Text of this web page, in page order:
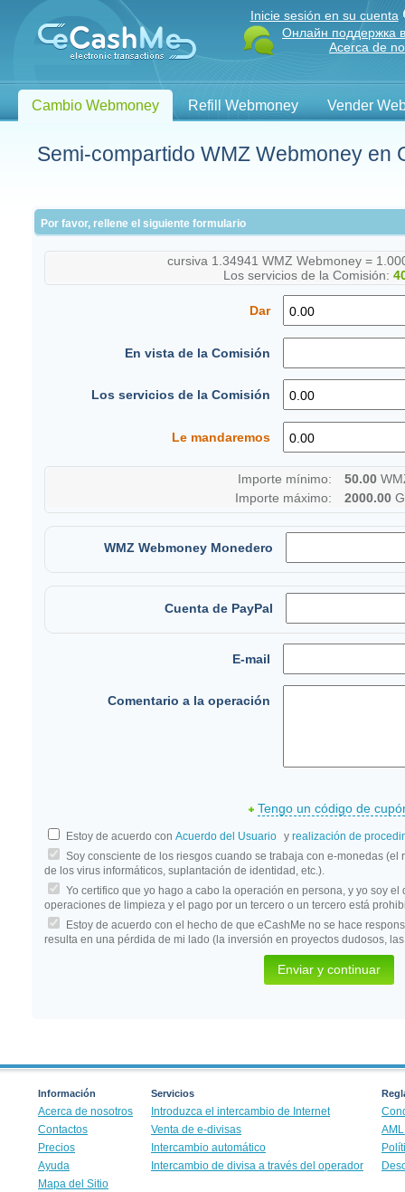
Inicie sesión en su cuenta
Онлайн поддержка
Acerca de
Cambio Webmoney Refill Webmoney Vender
Semi-compartido WMZ Webmoney en
Por favor, rellene el siguiente formulario
cursiva 1.34941 WMZ Webmoney =
Los servicios de la Comisión:
Dar
En vista de la Comisión
Los servicios de la Comisión
Le mandaremos
Importe mínimo: 50.00
Importe máximo:
2000.00
WMZ Webmoney Monedero
Cuenta de PayPal
E-mail
Comentario a la operación
Tengo un código de
Estoy de acuerdo conAcuerdo del Usuario yrealización de
Soy consciente de los riesgos cuando se trabaja con e-monedas
de los virus informáticos, suplantación de identidad, etc.).
Yo certifico que yo hago a cabo la operación en persona, y yo soy
operaciones de limpieza y el pago por un tercero o un tercero está
Estoy de acuerdo con el hecho de que eCashMe no se hace
resulta en una pérdida de mi lado (la inversión en proyectos dudosos,
Información
Acerca de nosotros
Contactos
Precios
Ayuda
Mapa del Sitio
Servicios
Introduzca el intercambio de Internet
Venta de e-divisas
Intercambio automático
Intercambio de divisa a través del operador